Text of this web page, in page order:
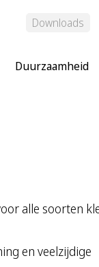
Downloads
Duurzaamheid
alle soorten
en veelzijdige